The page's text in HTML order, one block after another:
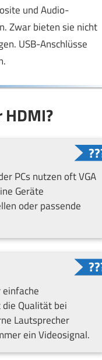
und Audio-
Zwar bieten sie nicht
USB-Anschlüsse
PCs nutzen oft VGA
Geräte
oder passende
Qualität bei
Lautsprecher
ein Videosignal.